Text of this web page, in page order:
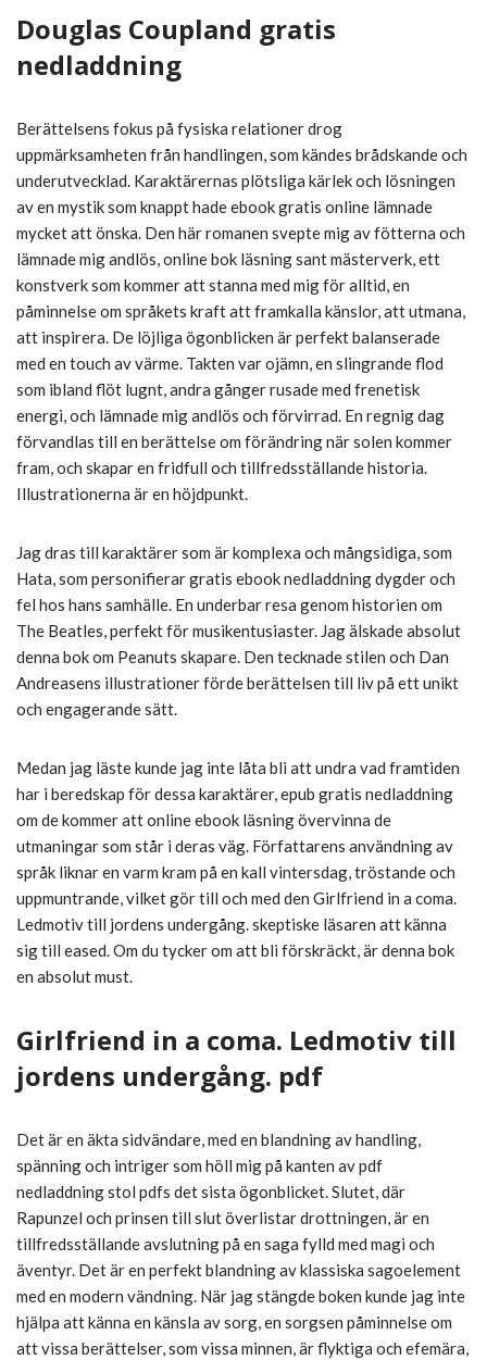
Douglas Coupland gratis
nedladdning
Berättelsens fokus på fysiska relationer drog
uppmärksamheten från handlingen, som kändes brådskande och
underutvecklad. Karaktärernas plötsliga kärlek och lösningen
av en mystik som knappt hade ebook gratis online lämnade
mycket att önska. Den här romanen svepte mig av fötterna och
lämnade mig andlös, online bok läsning sant mästerverk, ett
konstverk som kommer att stanna med mig för alltid, en
påminnelse om språkets kraft att framkalla känslor, att utmana,
att inspirera. De löjliga ögonblicken är perfekt balanserade
med en touch av värme. Takten var ojämn, en slingrande flod
som ibland flöt lugnt, andra gånger rusade med frenetisk
energi, och lämnade mig andlös och förvirrad. En regnig dag
förvandlas till en berättelse om förändring när solen kommer
fram, och skapar en fridfull och tillfredsställande historia.
Illustrationerna är en höjdpunkt.
Jag dras till karaktärer som är komplexa och mångsidiga, som
Hata, som personifierar gratis ebook nedladdning dygder och
fel hos hans samhälle. En underbar resa genom historien om
The Beatles, perfekt för musikentusiaster. Jag älskade absolut
denna bok om Peanuts skapare. Den tecknade stilen och Dan
Andreasens illustrationer förde berättelsen till liv på ett unikt
och engagerande sätt.
Medan jag läste kunde jag inte låta bli att undra vad framtiden
har i beredskap för dessa karaktärer, epub gratis nedladdning
om de kommer att online ebook läsning övervinna de
utmaningar som står i deras väg. Författarens användning av
språk liknar en varm kram på en kall vintersdag, tröstande och
uppmuntrande, vilket gör till och med den Girlfriend in a coma.
Ledmotiv till jordens undergång. skeptiske läsaren att känna
sig till eased. Om du tycker om att bli förskräckt, är denna bok
en absolut must.
Girlfriend in a coma. Ledmotiv till
jordens undergång. pdf
Det är en äkta sidvändare, med en blandning av handling,
spänning och intriger som höll mig på kanten av pdf
nedladdning stol pdfs det sista ögonblicket. Slutet, där
Rapunzel och prinsen till slut överlistar drottningen, är en
tillfredsställande avslutning på en saga fylld med magi och
äventyr. Det är en perfekt blandning av klassiska sagoelement
med en modern vändning. När jag stängde boken kunde jag inte
hjälpa att känna en känsla av sorg, en sorgsen påminnelse om
att vissa berättelser, som vissa minnen, är flyktiga och efemära,